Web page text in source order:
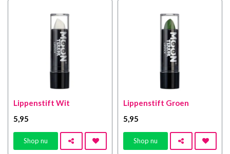
Lippenstift Wit
5 ,95
Shop nu
Lippenstift Groen
5 ,95
Shop nu